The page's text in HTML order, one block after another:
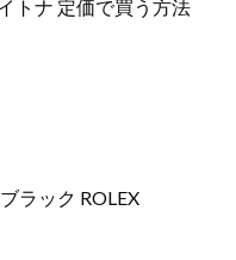
トナ 定価で買う方法
ラック ROLEX